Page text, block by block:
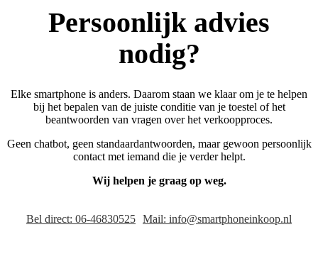
Persoonlijk advies
nodig?
Elke smartphone is anders. Daarom staan we klaar om je te helpen
bij het bepalen van de juiste conditie van je toestel of het
beantwoorden van vragen over het verkoopproces.
Geen chatbot, geen standaardantwoorden, maar gewoon persoonlijk
contact met iemand die je verder helpt.
Wij helpen je graag op weg.
Bel direct: 06-46830525 Mail: info@smartphoneinkoop.nl